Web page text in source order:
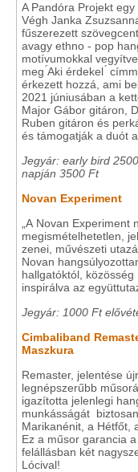
A Pandóra Projekt
Végh Janka
fűszerezett
avagy ethno - pop
motívumokkal
meg ́Aki érdekel
érkezett hozzá, ami
2021 júniusában a
Major Gábor gitáron,
Ruben gitáron és
és támogatják a duót
Jegyár: early bird
napján 3500 Ft
Novan Experiment
„A Novan
megismételhetetlen,
zenei, művészeti
Novan
hallgatóktól,
inspirálva az
Jegyár: 1000 Ft
Cimbaliband
Maszkura
Remaster, jelentése
legnépszerűbb
igazította jelenlegi
munkásságát
Marikanénit, a Hétfőt,
Ez a műsor garancia
felállásban két
Lócival!